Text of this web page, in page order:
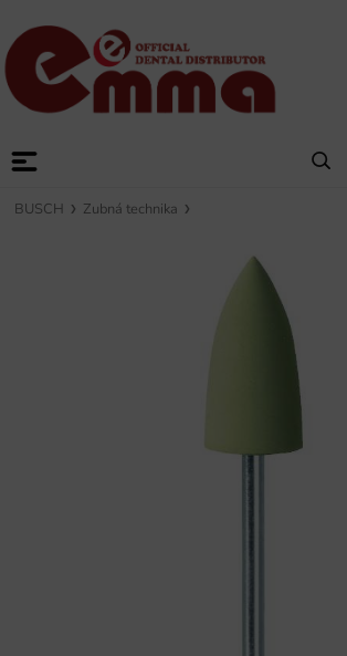
BUSCH Zubná technika